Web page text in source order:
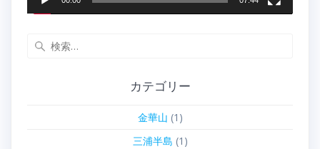
カテゴリー
金華山 (1)
三浦半島 (1)